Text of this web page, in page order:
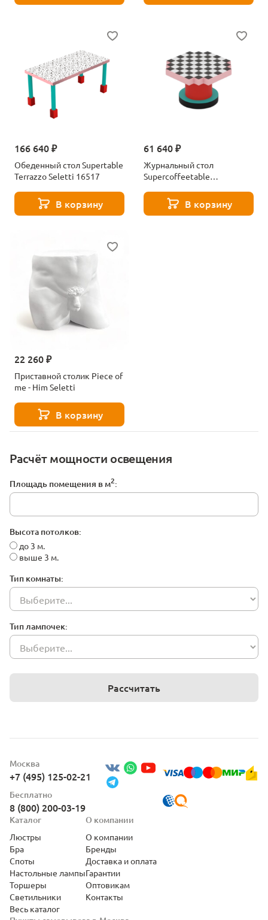
Расчёт мощности освещения
Площадь помещения в м2:
Высота потолков:
до 3 м.
выше 3 м.
Тип комнаты:
Тип лампочек:
Рассчитать
166 640 ₽
Обеденный стол Supertable
Terrazzo Seletti 16517
В корзину
61 640 ₽
Журнальный стол
Supercoffeetable
В корзину
22 260 ₽
Приставной столик Piece of
me - Him Seletti
В корзину
Москва
+7 (495) 125-02-21
Бесплатно
8 (800) 200-03-19
Каталог
Люстры
Бра
Споты
Настольные лампы
Торшеры
Светильники
Весь каталог
О компании
О компании
Бренды
Доставка и оплата
Гарантии
Оптовикам
Контакты